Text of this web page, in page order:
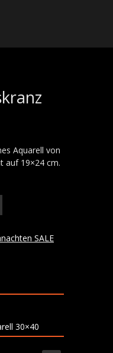
Aquarell von
auf 19×24 cm.
SALE
30×40